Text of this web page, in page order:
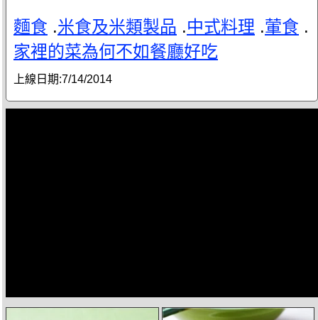
麵食 .米食及米類製品 .中式料理 .葷食 .
家裡的菜為何不如餐廳好吃
上線日期:7/14/2014